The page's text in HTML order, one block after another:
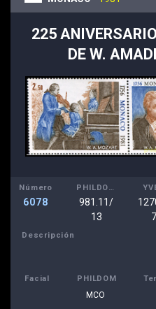
225
DE W.
Número
6078
PHILDOM
981.11/
13
Descripción
Facial PHILDOM
MCO